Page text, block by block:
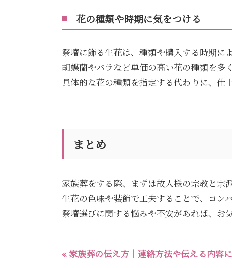
花の種類や時期に気をつける
祭壇に飾る生花は、種類や購入する時期に
胡蝶蘭やバラなど単価の高い花の種類を多
具体的な花の種類を指定する代わりに、仕
まとめ
家族葬をする際、まずは故人様の宗教と宗
生花の色味や装飾で工夫することで、コン
祭壇選びに関する悩みや不安があれば、お
« 家族葬の伝え方｜連絡方法や伝える内容